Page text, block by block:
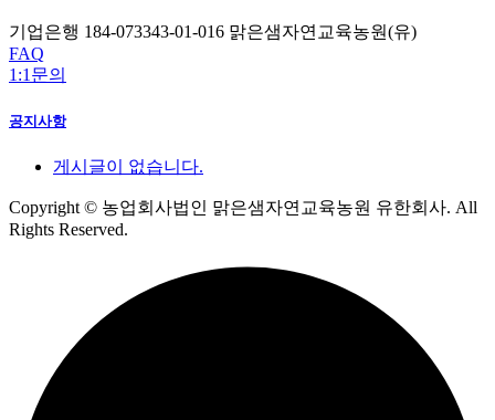
기업은행 184-073343-01-016 맑은샘자연교육농원(유)
FAQ
1:1문의
공지사항
게시글이 없습니다.
Copyright© 농업회사법인 맑은샘자연교육농원 유한회사. All
Rights Reserved.